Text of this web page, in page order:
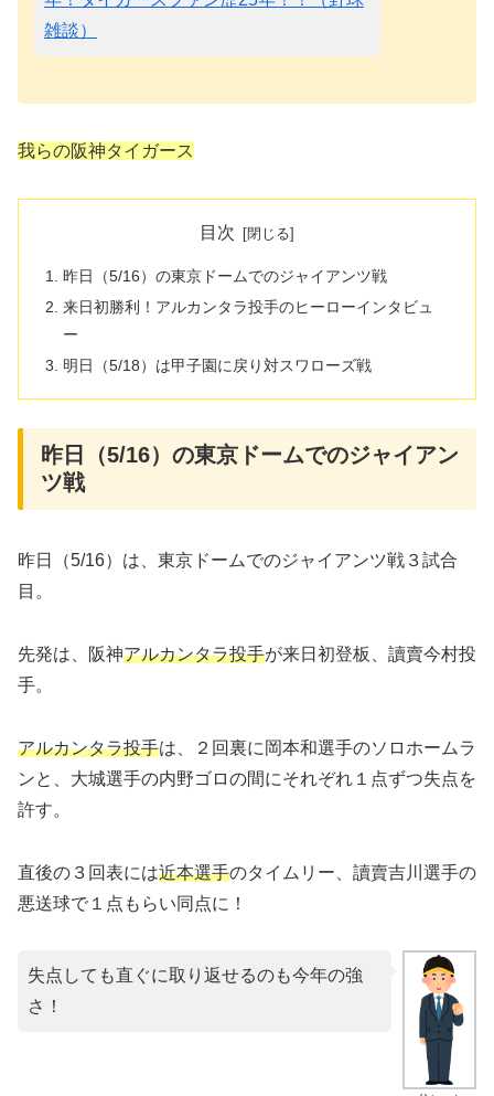
雑談）
我らの阪神タイガース
目次
昨日（5/16）の東京ドームでのジャイアンツ戦
来日初勝利！アルカンタラ投手のヒーローインタビュ
ー
明日（5/18）は甲子園に戻り対スワローズ戦
昨日（5/16）の東京ドームでのジャイアン
ツ戦
昨日（5/16）は、東京ドームでのジャイアンツ戦３試合
目。
先発は、阪神アルカンタラ投手が来日初登板、讀賣今村投
手。
アルカンタラ投手は、２回裏に岡本和選手のソロホームラ
ンと、大城選手の内野ゴロの間にそれぞれ１点ずつ失点を
許す。
直後の３回表には近本選手のタイムリー、讀賣吉川選手の
悪送球で１点もらい同点に！
失点しても直ぐに取り返せるのも今年の強
さ！